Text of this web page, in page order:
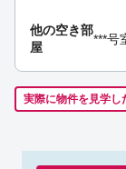
他の空き部
屋
***号
実際に物件を見学し